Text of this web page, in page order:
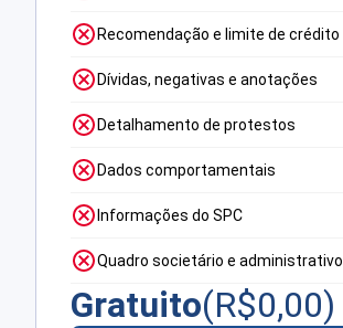
Recomendação e limite de crédito
Dívidas, negativas e anotações
Detalhamento de protestos
Dados comportamentais
Informações do SPC
Quadro societário e administrativo
Gratuito(R$0,00)